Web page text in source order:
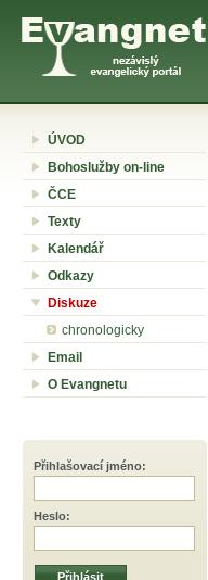
ÚVOD
Bohoslužby on-line
ČCE
Texty
Kalendář
Odkazy
Diskuze
chronologicky
Email
O Evangnetu
Přihlašovací jméno:
Heslo: